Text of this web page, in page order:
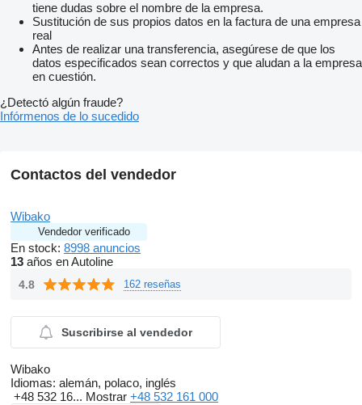
tiene dudas sobre el nombre de la empresa.
Sustitución de sus propios datos en la factura de una empresa
real
Antes de realizar una transferencia, asegúrese de que los
datos especificados sean correctos y que aludan a la empresa
en cuestión.
¿Detectó algún fraude?
Infórmenos de lo sucedido
Contactos del vendedor
Wibako
Vendedor verificado
En stock: 8998 anuncios
13 años en Autoline
4.8 162 reseñas
Suscribirse al vendedor
Wibako
Idiomas: alemán, polaco, inglés
+48 532 16... Mostrar +48 532 161 000